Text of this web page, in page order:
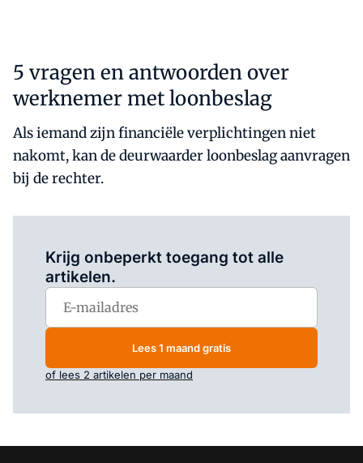
5 vragen en antwoorden over
werknemer met loonbeslag
Als iemand zijn financiële verplichtingen niet
nakomt, kan de deurwaarder loonbeslag aanvragen
bij de rechter.
Krijg onbeperkt toegang tot alle
artikelen.
Lees 1 maand gratis
of lees 2 artikelen per maand